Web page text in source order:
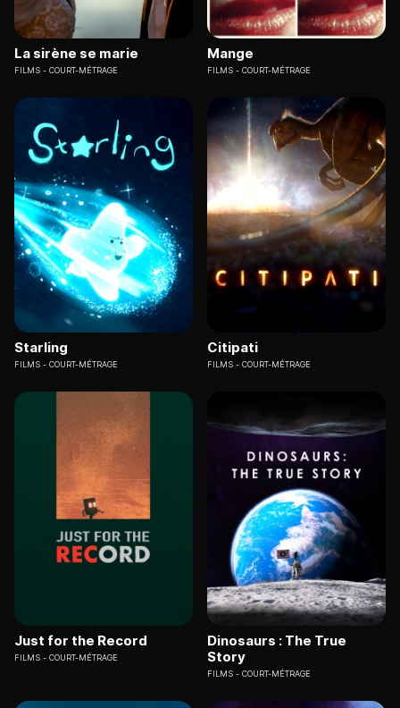
La sirène se marie
FILMS COURT-MÉTRAGE
Mange
FILMS COURT-MÉTRAGE
Starling
FILMS COURT-MÉTRAGE
Citipati
FILMS COURT-MÉTRAGE
Just for the Record
FILMS COURT-MÉTRAGE
Dinosaurs : The True
Story
FILMS COURT-MÉTRAGE